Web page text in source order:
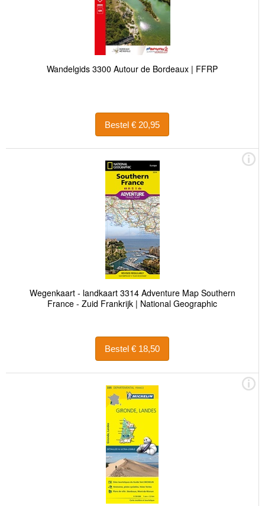
Wandelgids 3300 Autour de Bordeaux | FFRP
Bestel € 20,95
Wegenkaart - landkaart 3314 Adventure Map Southern
France - Zuid Frankrijk | National Geographic
Bestel € 18,50